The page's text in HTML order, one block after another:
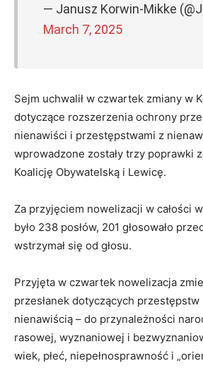
— Janusz Korwin-Mikke
March 7, 2025
Sejm uchwalił w czwartek zmiany w
dotyczące rozszerzenia ochrony
nienawiści i przestępstwami z
wprowadzone zostały trzy poprawki
Koalicję Obywatelską i Lewicę.
Za przyjęciem nowelizacji w całości
było 238 posłów, 201 głosowało
wstrzymał się od głosu.
Przyjęta w czwartek nowelizacja
przesłanek dotyczących
nienawiścią – do przynależności
rasowej, wyznaniowej i
wiek, płeć, niepełnosprawność i